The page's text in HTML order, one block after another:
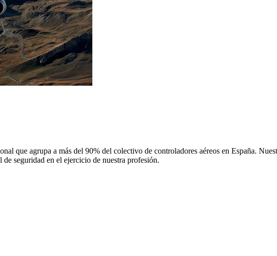
que agrupa a más del 90% del colectivo de controladores aéreos en España.
seguridad en el ejercicio de nuestra profesión.